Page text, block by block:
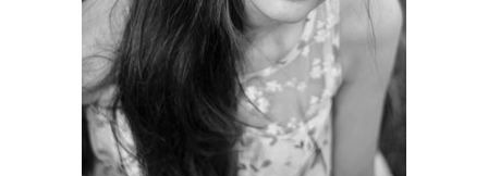
Technické vedy
Učebnice
Umenie a kultúra
Výchova a pedagogika
Young adult
Young adult (SK)
Zdravie a životný štýl
Všetky tituly